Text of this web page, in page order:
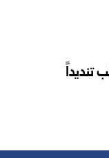
تنديداً